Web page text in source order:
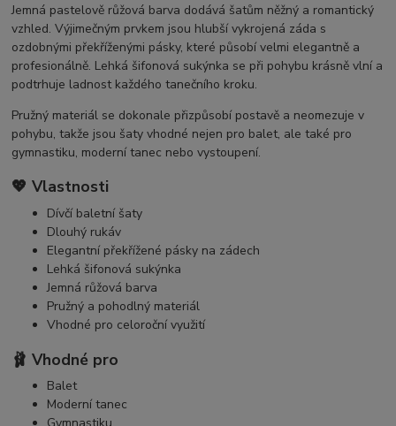
Jemná pastelově růžová barva dodává šatům něžný a romantický
vzhled. Výjimečným prvkem jsou hlubší vykrojená záda s
ozdobnými překříženými pásky, které působí velmi elegantně a
profesionálně. Lehká šifonová sukýnka se při pohybu krásně vlní a
podtrhuje ladnost každého tanečního kroku.
Pružný materiál se dokonale přizpůsobí postavě a neomezuje v
pohybu, takže jsou šaty vhodné nejen pro balet, ale také pro
gymnastiku, moderní tanec nebo vystoupení.
💖 Vlastnosti
Dívčí baletní šaty
Dlouhý rukáv
Elegantní překřížené pásky na zádech
Lehká šifonová sukýnka
Jemná růžová barva
Pružný a pohodlný materiál
Vhodné pro celoroční využití
🩰 Vhodné pro
Balet
Moderní tanec